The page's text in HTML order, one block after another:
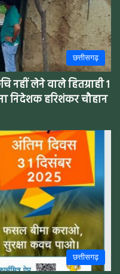
छत्तीसगढ़
नहीं लेने वाले हितग्राही 1
निदेशक हरिशंकर चौहान
छत्तीसगढ़